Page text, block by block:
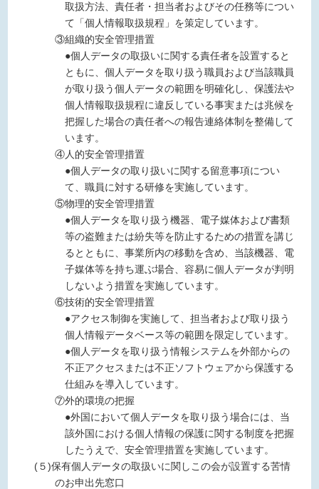
取扱方法、責任者・担当者およびその任務等につい
て「個人情報取扱規程」を策定しています。
③組織的安全管理措置
●個人データの取扱いに関する責任者を設置すると
ともに、個人データを取り扱う職員および当該職員
が取り扱う個人データの範囲を明確化し、保護法や
個人情報取扱規程に違反している事実または兆候を
把握した場合の責任者への報告連絡体制を整備して
います。
④人的安全管理措置
●個人データの取り扱いに関する留意事項につい
て、職員に対する研修を実施しています。
⑤物理的安全管理措置
●個人データを取り扱う機器、電子媒体および書類
等の盗難または紛失等を防止するための措置を講じ
るとともに、事業所内の移動を含め、当該機器、電
子媒体等を持ち運ぶ場合、容易に個人データが判明
しないよう措置を実施しています。
⑥技術的安全管理措置
●アクセス制御を実施して、担当者および取り扱う
個人情報データベース等の範囲を限定しています。
●個人データを取り扱う情報システムを外部からの
不正アクセスまたは不正ソフトウェアから保護する
仕組みを導入しています。
⑦外的環境の把握
●外国において個人データを取り扱う場合には、当
該外国における個人情報の保護に関する制度を把握
したうえで、安全管理措置を実施しています。
(５)保有個人データの取扱いに関しこの会が設置する苦情
のお申出先窓口